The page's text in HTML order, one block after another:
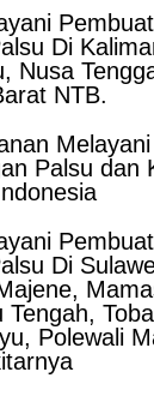
Di
Nusa
NTB.
Palsu dan
Di
Tengah,
Polewali